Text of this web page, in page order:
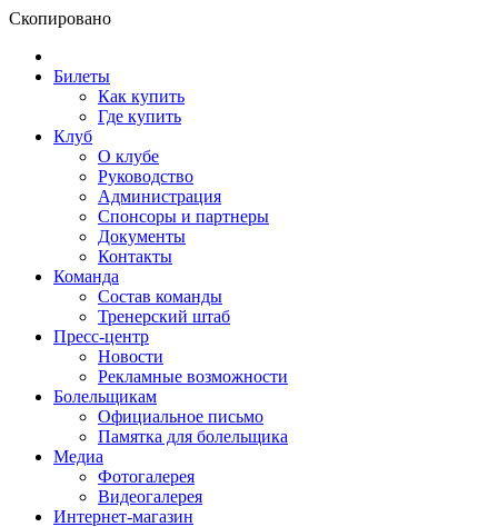
Скопировано
Билеты
Как купить
Где купить
Клуб
О клубе
Руководство
Администрация
Спонсоры и партнеры
Документы
Контакты
Команда
Состав команды
Тренерский штаб
Пресс-центр
Новости
Рекламные возможности
Болельщикам
Официальное письмо
Памятка для болельщика
Медиа
Фотогалерея
Видеогалерея
Интернет-магазин